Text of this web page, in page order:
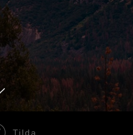
Tilda